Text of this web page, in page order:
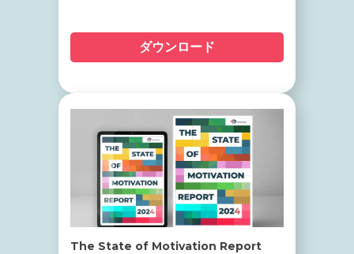
ダウンロード
The State of Motivation Report